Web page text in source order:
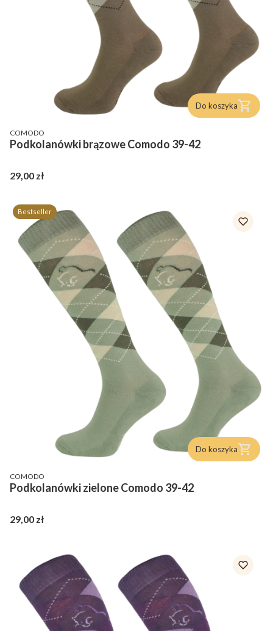
Do koszyka
PRODUCENT
COMODO
Podkolanówki brązowe Comodo 39-42
Cena
29,00 zł
Bestseller
Do koszyka
PRODUCENT
COMODO
Podkolanówki zielone Comodo 39-42
Cena
29,00 zł